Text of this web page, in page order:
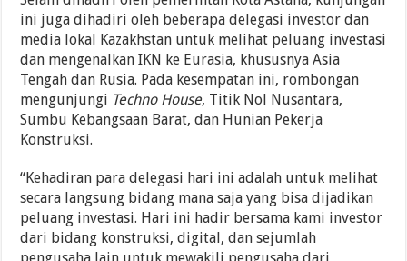
ini juga dihadiri oleh beberapa delegasi investor dan
media lokal Kazakhstan untuk melihat peluang investasi
dan mengenalkan IKN ke Eurasia, khususnya Asia
Tengah dan Rusia. Pada kesempatan ini, rombongan
mengunjungi Techno House, Titik Nol Nusantara,
Sumbu Kebangsaan Barat, dan Hunian Pekerja
Konstruksi.
“Kehadiran para delegasi hari ini adalah untuk melihat
secara langsung bidang mana saja yang bisa dijadikan
peluang investasi. Hari ini hadir bersama kami investor
dari bidang konstruksi, digital, dan sejumlah